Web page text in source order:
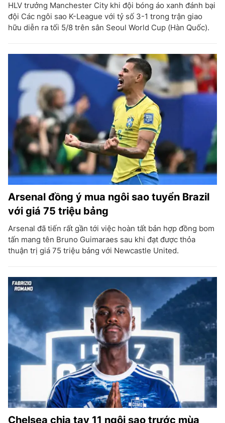
HLV trưởng Manchester City khi đội bóng áo xanh đánh bại
đội Các ngôi sao K-League với tỷ số 3-1 trong trận giao
hữu diễn ra tối 5/8 trên sân Seoul World Cup (Hàn Quốc).
Arsenal đồng ý mua ngôi sao tuyển Brazil
với giá 75 triệu bảng
Arsenal đã tiến rất gần tới việc hoàn tất bản hợp đồng bom
tấn mang tên Bruno Guimaraes sau khi đạt được thỏa
thuận trị giá 75 triệu bảng với Newcastle United.
Chelsea chia tay 11 ngôi sao trước mùa